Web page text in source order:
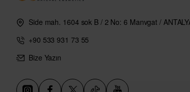
Side mah. 1604 sok B / 2 No: 6 Manvgat /
+90 533 931 73 55
Bize Yazın